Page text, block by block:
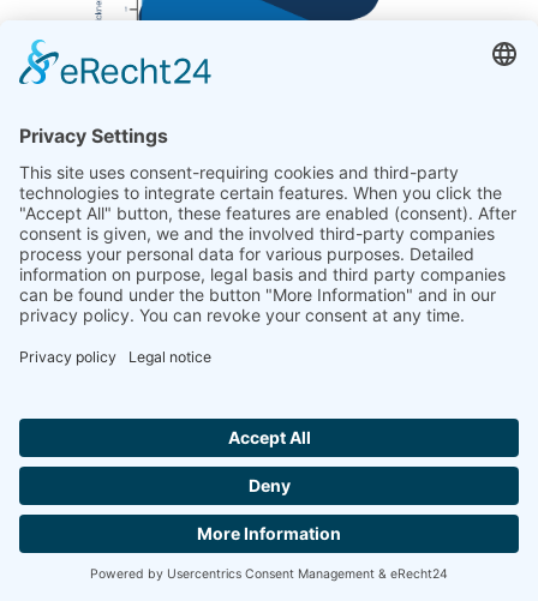
박막:
박막은 표면에 적용되는 나노미터에서 마
이크로미터 두께의 재료입니다.
성이 벌크 재료와 상당히 다릅니다. 박막은
일반적으로 반도체, LED, 연료 전지 및 광학
다양한 유형의 박막
필름은 특정 기판에서 성장합니다.
Hallo ich bin LINAI! Wie kann ich dir
문의하기